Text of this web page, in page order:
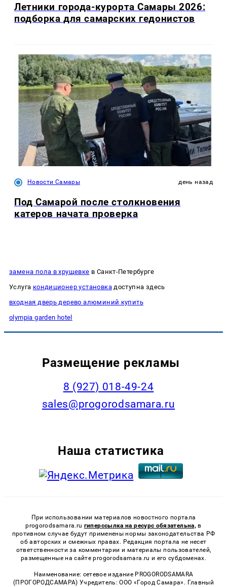
Летники города-курорта Самары 2026:
подборка для самарских гедонистов
Новости Самары день назад
Под Самарой после столкновения
катеров начата проверка
замена пола в хрущевке в Санкт-Петербурге
Услуга кондиционер установкадоступна здесь
входная дверь дерево алюминий купить
olympia garden hotel
Размещение рекламы
8 (927) 018-49-24
sales@progorodsamara.ru
Наша статистика
При использовании материалов новостного портала
progorodsamara.ru гиперссылка на ресурс обязательна, в
противном случае будут применены нормы законодательства РФ
об авторских и смежных правах. Редакция портала не несет
ответственности за комментарии и материалы пользователей,
размещенные на сайте progorodsamara.ru и его субдоменах.
Наименование: сетевое издание PROGORODSAMARA
(ПРОГОРОДСАМАРА) Учредитель: ООО «Город Самара». Главный